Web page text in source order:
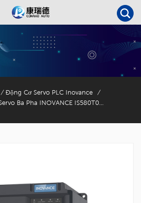
/ Động Cơ Servo PLC Inovance
/
Bộ Điều Khiển Servo Ba Pha INOVANCE IS580T035-R1 380 VAC Đến 480 VAC Cho Máy Ép Phun Nhựa.